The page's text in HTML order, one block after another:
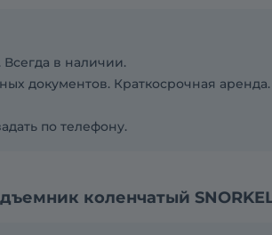
в наличии.
документов. Краткосрочная
по телефону.
коленчатый SNORKEL